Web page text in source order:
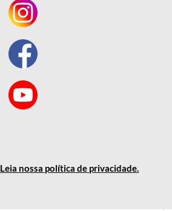
Leia nossa política de privacidade.